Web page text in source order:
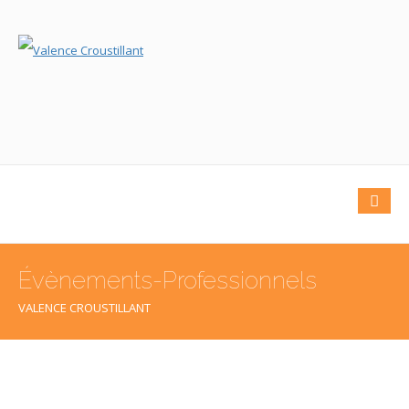
Évènements-Professionnels
VALENCE CROUSTILLANT